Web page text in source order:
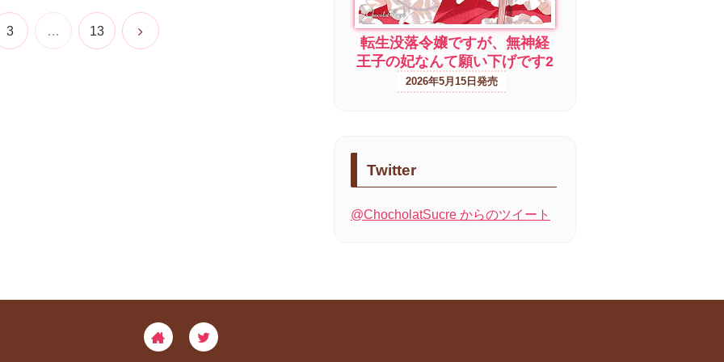
3 … 13
転生没落令嬢ですが、無神経
王子の妃なんて願い下げです2
2026年5月15日
Twitter
@ChocholatSucre からのツイート